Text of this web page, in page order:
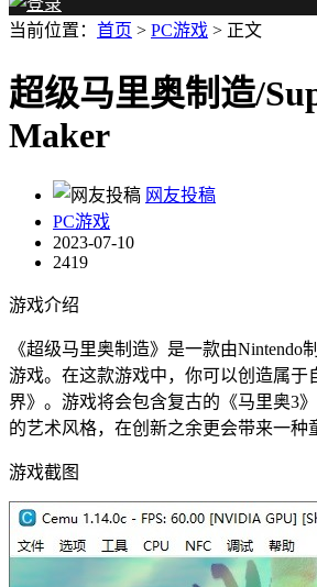
当前位置： 首页 > PC游戏 > 正文
超级马里奥制造/
Maker
网友投稿
PC游戏
2023-07-10
2419
游戏介绍
《超级马里奥制造》是一款由Nintendo
游戏。在这款游戏中，你可以创造属于
界》。游戏将会包含复古的《马里奥3
的艺术风格，在创新之余更会带来一种
游戏截图